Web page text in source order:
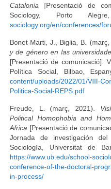
Catalonia [Presentació de
Sociology, Porto
sociology.org/en/conferences/
Bonet-Marti, J., Biglia, B. (març,
y de género en las
[Presentació de comunicació].
Política Social, Bilbao,
content/uploads/2022/01/VIII-
Politica-Social-REPS.pdf
Freude, L. (març, 2021).
Political Homophobia and
Africa [Presentació de
Jornada de investigación
Sociología, Universitat de
https://www.ub.edu/school-
conference-of-the-doctoral-
in-process/